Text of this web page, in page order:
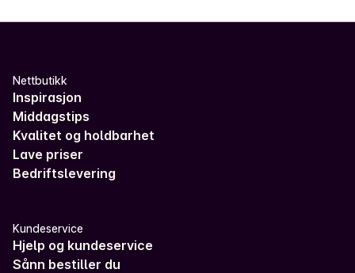
Nettbutikk
Inspirasjon
Middagstips
Kvalitet og holdbarhet
Lave priser
Bedriftslevering
Kundeservice
Hjelp og kundeservice
Sånn bestiller du